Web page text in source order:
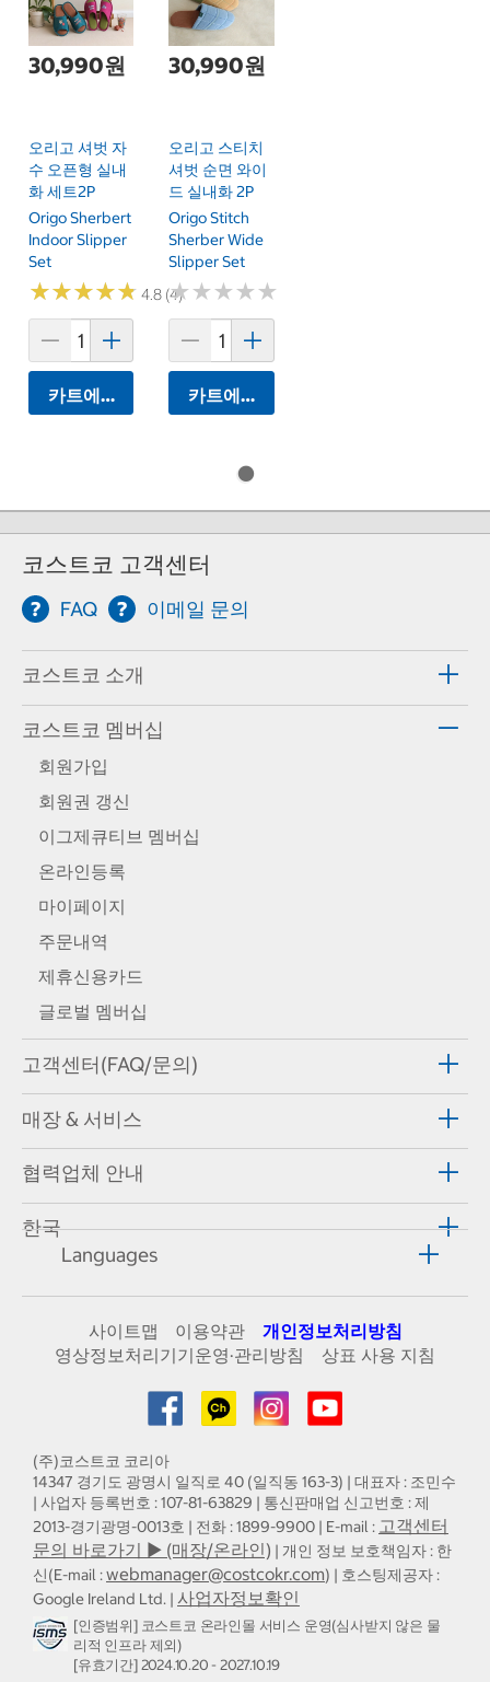
30,990원
오리고 셔벗 자
수 오픈형 실내
화 세트2P
Origo Sherbert
Indoor Slipper
Set
★★★★★
★★★★★ 4.8 (4)
카트에 담기
30,990원
오리고 스티치
셔벗 순면 와이
드 실내화 2P
Origo Stitch
Sherber Wide
Slipper Set
★★★★★
★★★★★
카트에 담기
코스트코 고객센터
FAQ 이메일 문의
코스트코 소개
코스트코 멤버십
회원가입
회원권 갱신
이그제큐티브 멤버십
온라인등록
마이페이지
주문내역
제휴신용카드
글로벌 멤버십
고객센터(FAQ/문의)
매장 & 서비스
협력업체 안내
한국
Languages
사이트맵 이용약관
개인정보처리방침
영상정보처리기기운영·관리방침
상표 사용 지침
(주)코스트코 코리아
14347 경기도 광명시 일직로 40 (일직동 163-3) | 대표자 : 조민수
| 사업자 등록번호 : 107-81-63829 | 통신판매업 신고번호 : 제
2013-경기광명-0013호 | 전화 : 1899-9900 | E-mail : 고객센터
문의 바로가기 ▶ (매장/온라인) | 개인 정보 보호책임자 : 한
신(E-mail :webmanager@costcokr.com) | 호스팅제공자 :
Google Ireland Ltd. | 사업자정보확인
[인증범위] 코스트코 온라인몰 서비스 운영(심사받지 않은 물
리적 인프라 제외)
[유효기간] 2024.10.20 - 2027.10.19